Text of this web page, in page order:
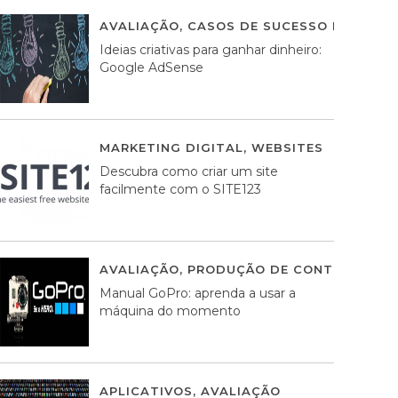
AVALIAÇÃO, CASOS DE SUCESSO DE
Ideias criativas para ganhar dinheiro:
Google AdSense
MARKETING DIGITAL, WEBSITES
Descubra como criar um site
facilmente com o SITE123
AVALIAÇÃO, PRODUÇÃO DE CONTEÚDOS
Manual GoPro: aprenda a usar a
máquina do momento
APLICATIVOS, AVALIAÇÃO